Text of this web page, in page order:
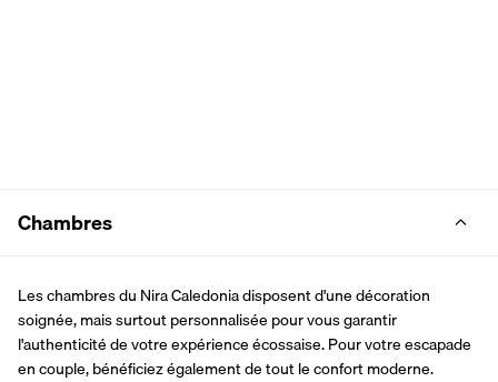
Chambres
Les chambres du Nira Caledonia disposent d'une décoration
soignée, mais surtout personnalisée pour vous garantir
l'authenticité de votre expérience écossaise. Pour votre escapade
en couple, bénéficiez également de tout le confort moderne.